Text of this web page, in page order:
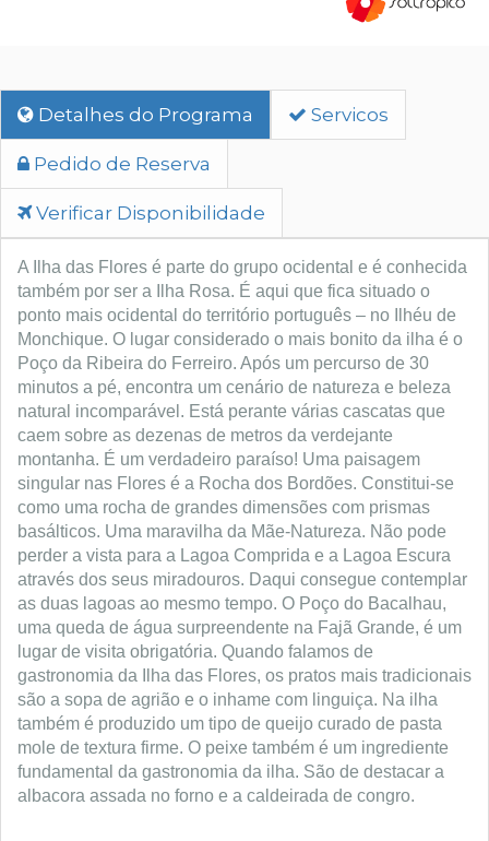
Detalhes do Programa Servicos
Pedido de Reserva
Verificar Disponibilidade
A Ilha das Flores é parte do grupo ocidental e é conhecida
também por ser a Ilha Rosa. É aqui que fica situado o
ponto mais ocidental do território português – no Ilhéu de
Monchique. O lugar considerado o mais bonito da ilha é o
Poço da Ribeira do Ferreiro. Após um percurso de 30
minutos a pé, encontra um cenário de natureza e beleza
natural incomparável. Está perante várias cascatas que
caem sobre as dezenas de metros da verdejante
montanha. É um verdadeiro paraíso! Uma paisagem
singular nas Flores é a Rocha dos Bordões. Constitui-se
como uma rocha de grandes dimensões com prismas
basálticos. Uma maravilha da Mãe-Natureza. Não pode
perder a vista para a Lagoa Comprida e a Lagoa Escura
através dos seus miradouros. Daqui consegue contemplar
as duas lagoas ao mesmo tempo. O Poço do Bacalhau,
uma queda de água surpreendente na Fajã Grande, é um
lugar de visita obrigatória. Quando falamos de
gastronomia da Ilha das Flores, os pratos mais tradicionais
são a sopa de agrião e o inhame com linguiça. Na ilha
também é produzido um tipo de queijo curado de pasta
mole de textura firme. O peixe também é um ingrediente
fundamental da gastronomia da ilha. São de destacar a
albacora assada no forno e a caldeirada de congro.